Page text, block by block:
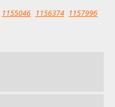
1155046 1156374 1157996